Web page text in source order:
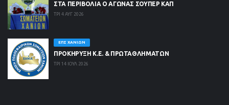
ΣΤΑ ΠΕΡΙΒΟΛΙΑ Ο ΑΓΩΝΑΣ ΣΟΥΠΕΡ ΚΑΠ
ΤΡΙ 4 ΑΥΓ 2026
ΕΠΣ ΧΑΝΊΩΝ
ΠΡΟΚΗΡΥΞΗ Κ.Ε. & ΠΡΩΤΑΘΛΗΜΑΤΩΝ
ΤΡΙ 14 ΙΟΥΛ 2026